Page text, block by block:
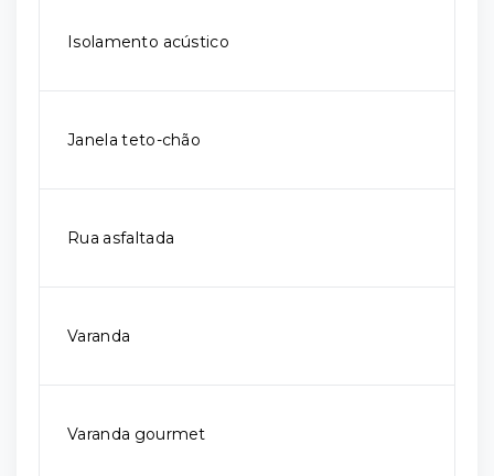
Isolamento acústico
Janela teto-chão
Rua asfaltada
Varanda
Varanda gourmet